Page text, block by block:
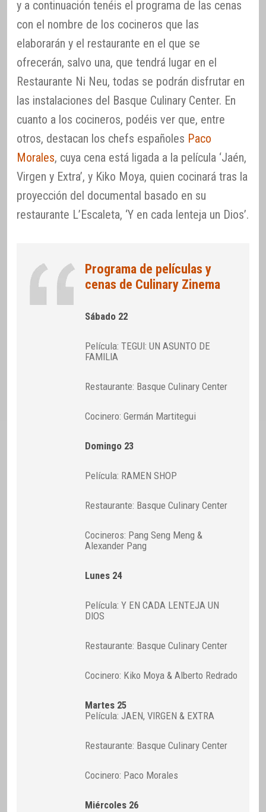
y a continuación tenéis el programa de las cenas
con el nombre de los cocineros que las
elaborarán y el restaurante en el que se
ofrecerán, salvo una, que tendrá lugar en el
Restaurante Ni Neu, todas se podrán disfrutar en
las instalaciones del Basque Culinary Center. En
cuanto a los cocineros, podéis ver que, entre
otros, destacan los chefs españoles Paco
Morales, cuya cena está ligada a la película ‘Jaén,
Virgen y Extra’, y Kiko Moya, quien cocinará tras la
proyección del documental basado en su
restaurante L’Escaleta, ‘Y en cada lenteja un Dios’.
Programa de películas y
cenas de Culinary Zinema
Sábado 22
Película: TEGUI: UN ASUNTO DE
FAMILIA
Restaurante: Basque Culinary Center
Cocinero: Germán Martitegui
Domingo 23
Película: RAMEN SHOP
Restaurante: Basque Culinary Center
Cocineros: Pang Seng Meng &
Alexander Pang
Lunes 24
Película: Y EN CADA LENTEJA UN
DIOS
Restaurante: Basque Culinary Center
Cocinero: Kiko Moya & Alberto Redrado
Martes 25
Película: JAEN, VIRGEN & EXTRA
Restaurante: Basque Culinary Center
Cocinero: Paco Morales
Miércoles 26